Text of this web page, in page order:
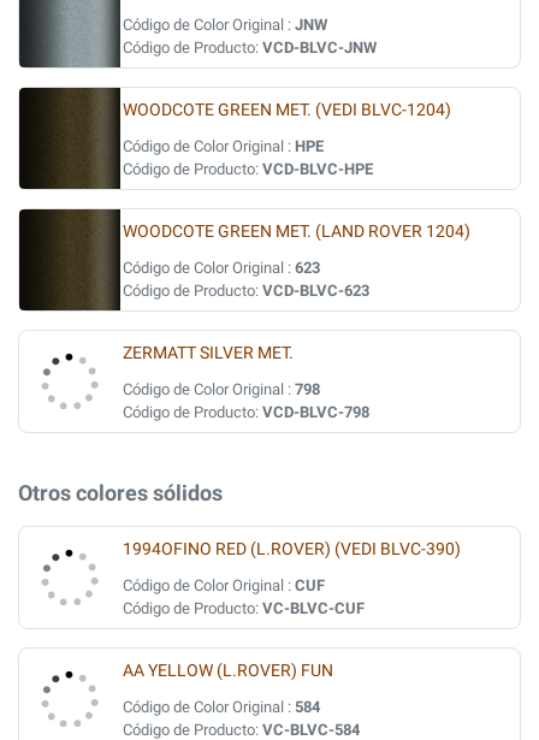
Código de Color Original : JNW
Código de Producto: VCD-BLVC-JNW
WOODCOTE GREEN MET. (VEDI BLVC-1204)
Código de Color Original : HPE
Código de Producto: VCD-BLVC-HPE
WOODCOTE GREEN MET. (LAND ROVER 1204)
Código de Color Original : 623
Código de Producto: VCD-BLVC-623
ZERMATT SILVER MET.
Código de Color Original : 798
Código de Producto: VCD-BLVC-798
Otros colores sólidos
1994OFINO RED (L.ROVER) (VEDI BLVC-390)
Código de Color Original : CUF
Código de Producto: VC-BLVC-CUF
AA YELLOW (L.ROVER) FUN
Código de Color Original : 584
Código de Producto: VC-BLVC-584